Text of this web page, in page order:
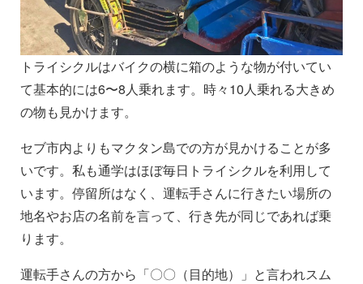
トライシクルはバイクの横に箱のような物が付いてい
て基本的には6〜8人乗れます。時々10人乗れる大きめ
の物も見かけます。
セブ市内よりもマクタン島での方が見かけることが多
いです。私も通学はほぼ毎日トライシクルを利用して
います。停留所はなく、運転手さんに行きたい場所の
地名やお店の名前を言って、行き先が同じであれば乗
ります。
運転手さんの方から「〇〇（目的地）」と言われスム